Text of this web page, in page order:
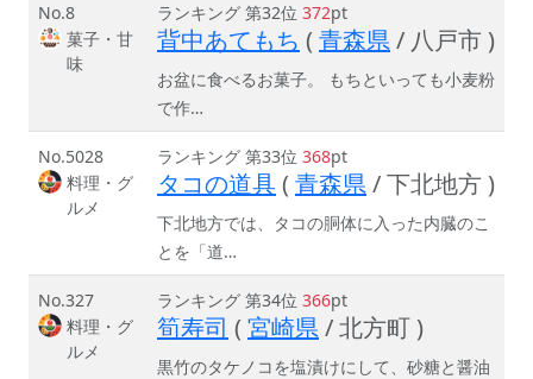
No.8
菓子・甘
味
ランキング 第32位 372pt
背中あてもち ( 青森県/ 八戸市 )
お盆に食べるお菓子。 もちといっても小麦粉
で作…
No.5028
料理・グ
ルメ
ランキング 第33位 368pt
タコの道具( 青森県/ 下北地方 )
下北地方では、タコの胴体に入った内臓のこ
とを「道…
No.327
料理・グ
ルメ
ランキング 第34位 366pt
筍寿司 ( 宮崎県/ 北方町 )
黒竹のタケノコを塩漬けにして、砂糖と醤油